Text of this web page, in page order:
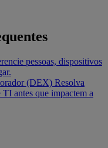
pessoas, dispositivos
(DEX) Resolva
antes que impactem a